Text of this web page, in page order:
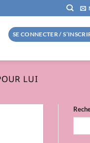
SE CONNECTER /
LUI